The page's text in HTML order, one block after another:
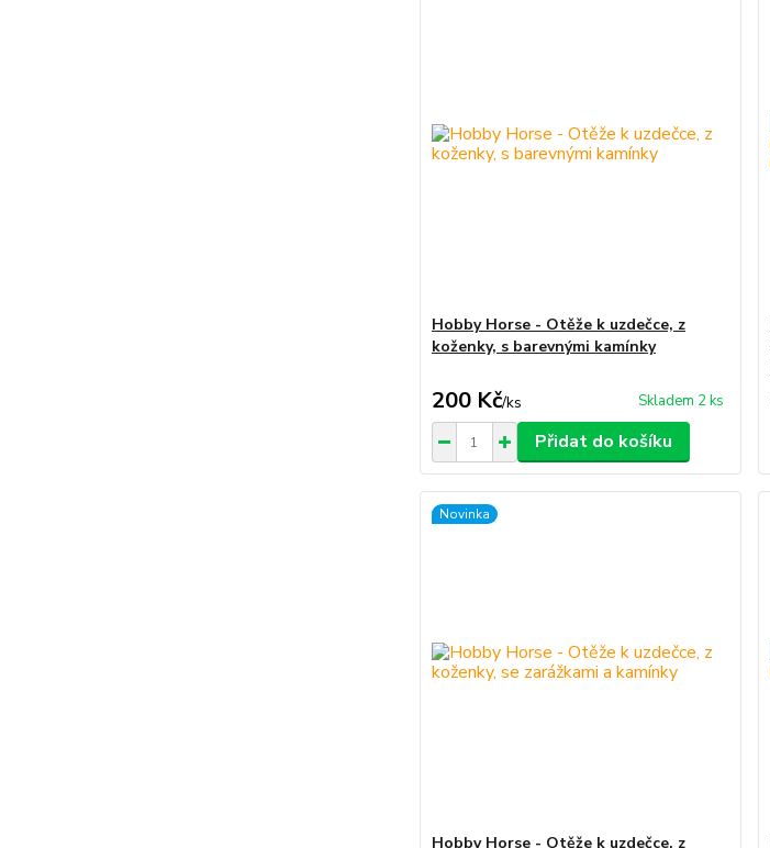
Hobby Horse - Otěže k uzdečce, z
koženky, s barevnými kamínky
200 Kč/ks Skladem 2 ks
Přidat do košíku
Novinka
Hobby Horse - Otěže k uzdečce, z